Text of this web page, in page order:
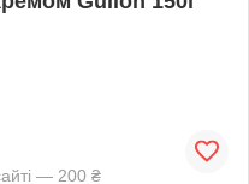
— 200 ₴